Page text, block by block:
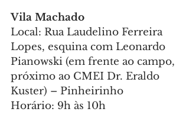
Vila Machado
Local: Rua Laudelino Ferreira
Lopes, esquina com Leonardo
Pianowski (em frente ao campo,
próximo ao CMEI Dr. Eraldo
Kuster) – Pinheirinho
Horário: 9h às 10h